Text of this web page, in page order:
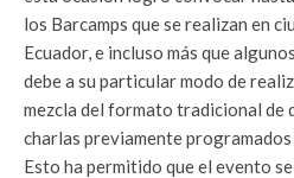
los Barcamps que se realizan en
Ecuador, e incluso más que
debe a su particular modo de
mezcla del formato tradicional de
charlas previamente
Esto ha permitido que el evento